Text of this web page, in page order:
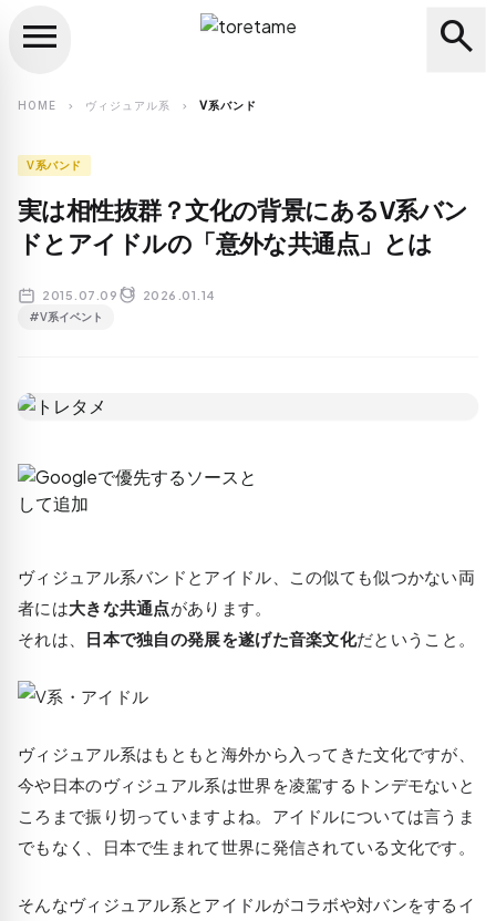
search
menu search
HOME chevron_right ヴィジュアル系 chevron_right V系バンド
V系バンド
実は相性抜群？文化の背景にあるV系バン
ドとアイドルの「意外な共通点」とは
2015.07.09 2026.01.14
#V系イベント
ヴィジュアル系バンドとアイドル、この似ても似つかない両
者には大きな共通点があります。
それは、 日本で独自の発展を遂げた音楽文化だということ。
ヴィジュアル系はもともと海外から入ってきた文化ですが、
今や日本のヴィジュアル系は世界を凌駕するトンデモないと
ころまで振り切っていますよね。アイドルについては言うま
でもなく、日本で生まれて世界に発信されている文化です。
そんなヴィジュアル系とアイドルがコラボや対バンをするイ